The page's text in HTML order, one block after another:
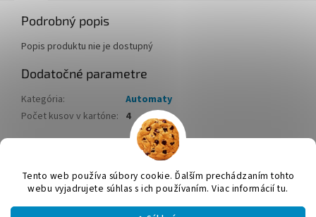
Tento web používa súbory cookie. Ďalším prechádzaním tohto
webu vyjadrujete súhlas s ich používaním. Viac informácií tu.
Podrobný popis
Popis produktu nie je dostupný
Dodatočné parametre
Kategória:
Automaty
Počet kusov v kartóne: 4
Vytvoril Shoptet